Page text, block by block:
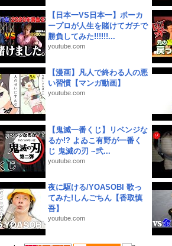
【日本一VS日本一】ポーカ
ープロが人生を賭けてガチで
勝負してみた!!!!!!...
youtube.com
【漫画】凡人で終わる人の悪
い習慣【マンガ動画】
youtube.com
【鬼滅一番くじ】リベンジな
るか!? よゐこ有野が一番く
じ 鬼滅の刃 ~弐...
youtube.com
夜に駆ける/YOASOBI 歌っ
てみた!しんごちん【香取慎
吾】
youtube.com